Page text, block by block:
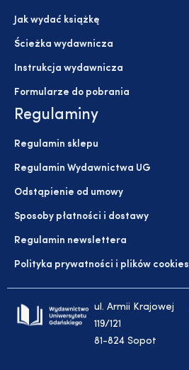
Jak wydać książkę
Ścieżka wydawnicza
Instrukcja wydawnicza
Formularze do pobrania
Regulaminy
Regulamin sklepu
Regulamin Wydawnictwa UG
Odstąpienie od umowy
Sposoby płatności i dostawy
Regulamin newslettera
Polityka prywatności i plików cookies
ul. Armii Krajowej
119/121
81-824 Sopot